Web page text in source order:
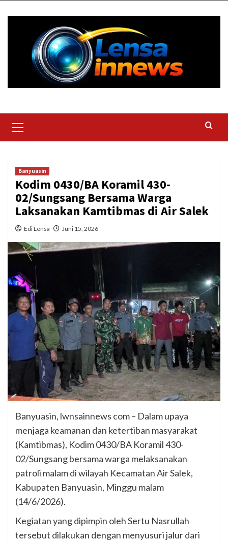
Menu
Banyuasin
Kodim 0430/BA Koramil 430-
02/Sungsang Bersama Warga
Laksanakan Kamtibmas di Air Salek
Edi Lensa Juni 15, 2026
Banyuasin, lwnsainnews com – Dalam upaya
menjaga keamanan dan ketertiban masyarakat
(Kamtibmas), Kodim 0430/BA Koramil 430-
02/Sungsang bersama warga melaksanakan
patroli malam di wilayah Kecamatan Air Salek,
Kabupaten Banyuasin, Minggu malam
(14/6/2026).
Kegiatan yang dipimpin oleh Sertu Nasrullah
tersebut dilakukan dengan menyusuri jalur dari